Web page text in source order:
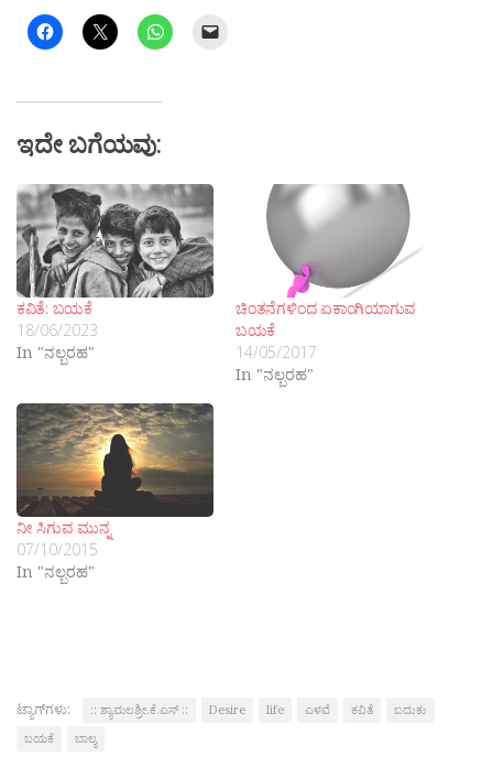
ಇದೇ ಬಗೆಯವು:
ಕವಿತೆ: ಬಯಕೆ
18/06/2023
In "ನಲ್ಬರಹ"
ಚಿಂತನೆಗಳಿಂದ ಏಕಾಂಗಿಯಾಗುವ
ಬಯಕೆ
14/05/2017
In "ನಲ್ಬರಹ"
ನೀ ಸಿಗುವ ಮುನ್ನ
07/10/2015
In "ನಲ್ಬರಹ"
ಟ್ಯಾಗ್‌ಗಳು: :: ಶ್ಯಾಮಲಶ್ರೀ.ಕೆ.ಎಸ್ :: Desire life ಎಳವೆ ಕವಿತೆ
ಬದುಕು
ಬಯಕೆ
ಬಾಲ್ಯ